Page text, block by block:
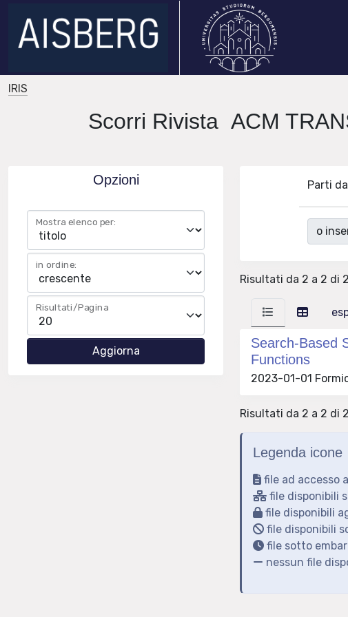
IRIS
Scorri Rivista ACM
Opzioni
Mostra elenco per:
in ordine:
Risultati/Pagina
Parti
o
Risultati da 2 a 2 di 2
Search-Based
Functions
2023-01-01
Risultati da 2 a 2 di 2
Legenda icone
file ad accesso
file disponibili
file disponibili
file disponibili
file sotto
nessun file